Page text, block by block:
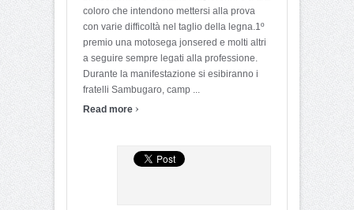
coloro che intendono mettersi alla prova
con varie difficoltà nel taglio della legna.1º
premio una motosega jonsered e molti altri
a seguire sempre legati alla professione.
Durante la manifestazione si esibiranno i
fratelli Sambugaro, camp ...
Read more ›